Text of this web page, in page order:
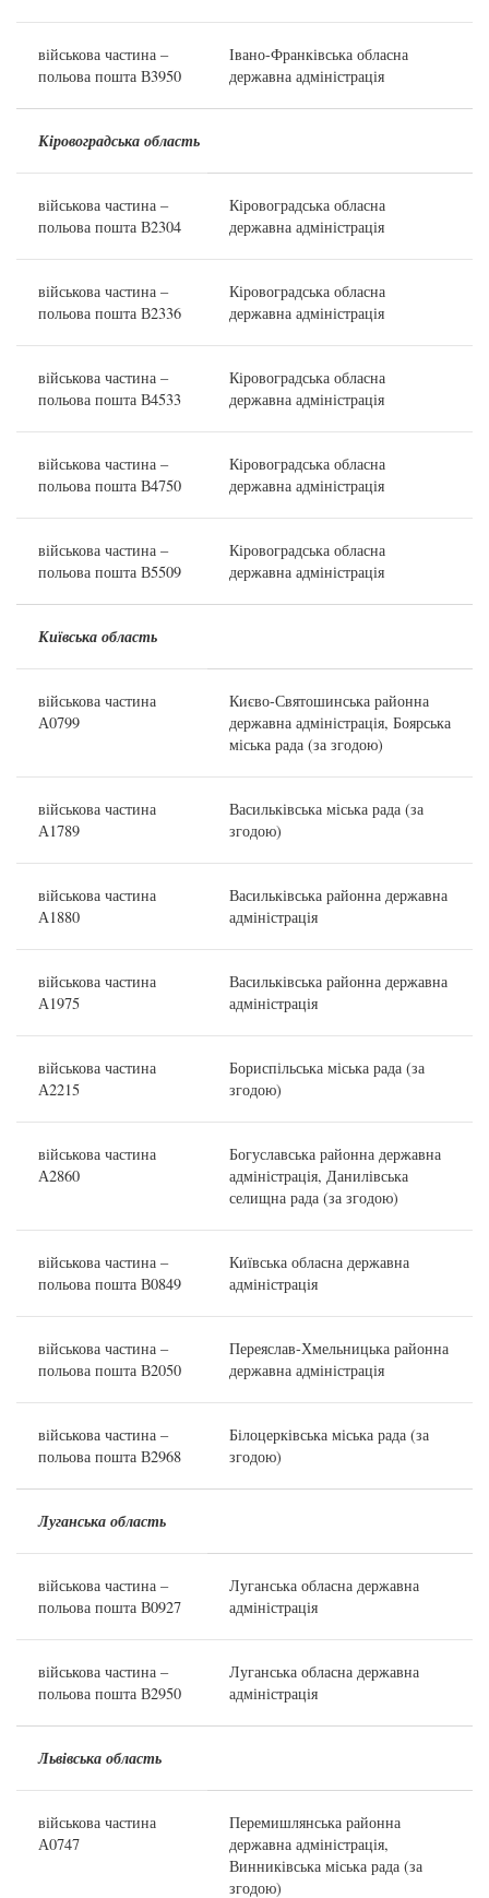
військова частина –
польова пошта В3950
Івано-Франківська обласна
державна адміністрація
Кіровоградська область
військова частина –
польова пошта В2304
Кіровоградська обласна
державна адміністрація
військова частина –
польова пошта В2336
Кіровоградська обласна
державна адміністрація
військова частина –
польова пошта В4533
Кіровоградська обласна
державна адміністрація
військова частина –
польова пошта В4750
Кіровоградська обласна
державна адміністрація
військова частина –
польова пошта В5509
Кіровоградська обласна
державна адміністрація
Київська область
військова частина
А0799
Києво-Святошинська районна
державна адміністрація, Боярська
міська рада (за згодою)
військова частина
А1789
Васильківська міська рада (за
згодою)
військова частина
А1880
Васильківська районна державна
адміністрація
військова частина
А1975
Васильківська районна державна
адміністрація
військова частина
А2215
Бориспільська міська рада (за
згодою)
військова частина
А2860
Богуславська районна державна
адміністрація, Данилівська
селищна рада (за згодою)
військова частина –
польова пошта В0849
Київська обласна державна
адміністрація
військова частина –
польова пошта В2050
Переяслав-Хмельницька районна
державна адміністрація
військова частина –
польова пошта В2968
Білоцерківська міська рада (за
згодою)
Луганська область
військова частина –
польова пошта В0927
Луганська обласна державна
адміністрація
військова частина –
польова пошта В2950
Луганська обласна державна
адміністрація
Львівська область
військова частина
А0747
Перемишлянська районна
державна адміністрація,
Винниківська міська рада (за
згодою)